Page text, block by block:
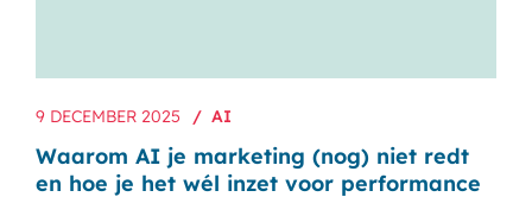
9 DECEMBER 2025 AI
Waarom AI je marketing (nog) niet redt
en hoe je het wél inzet voor performance